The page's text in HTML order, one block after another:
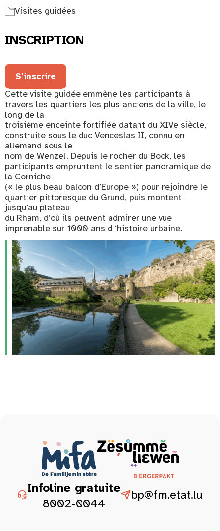
Visites guidées
INSCRIPTION
S'inscrire
Cette visite guidée emmène les participants à
travers les quartiers les plus anciens de la ville, le
long de la
troisième enceinte fortifiée datant du XIVe siècle,
construite sous le duc Venceslas II, connu en
allemand sous le
nom de Wenzel. Depuis le rocher du Bock, les
participants empruntent le sentier panoramique de
la Corniche
(« le plus beau balcon d’Europe ») pour rejoindre le
quartier pittoresque du Grund, puis montent
jusqu’au plateau
du Rham, d’où ils peuvent admirer une vue
imprenable sur 1000 ans d ‘histoire urbaine.
Infoline gratuite
8002-0044
bp@fm.etat.lu